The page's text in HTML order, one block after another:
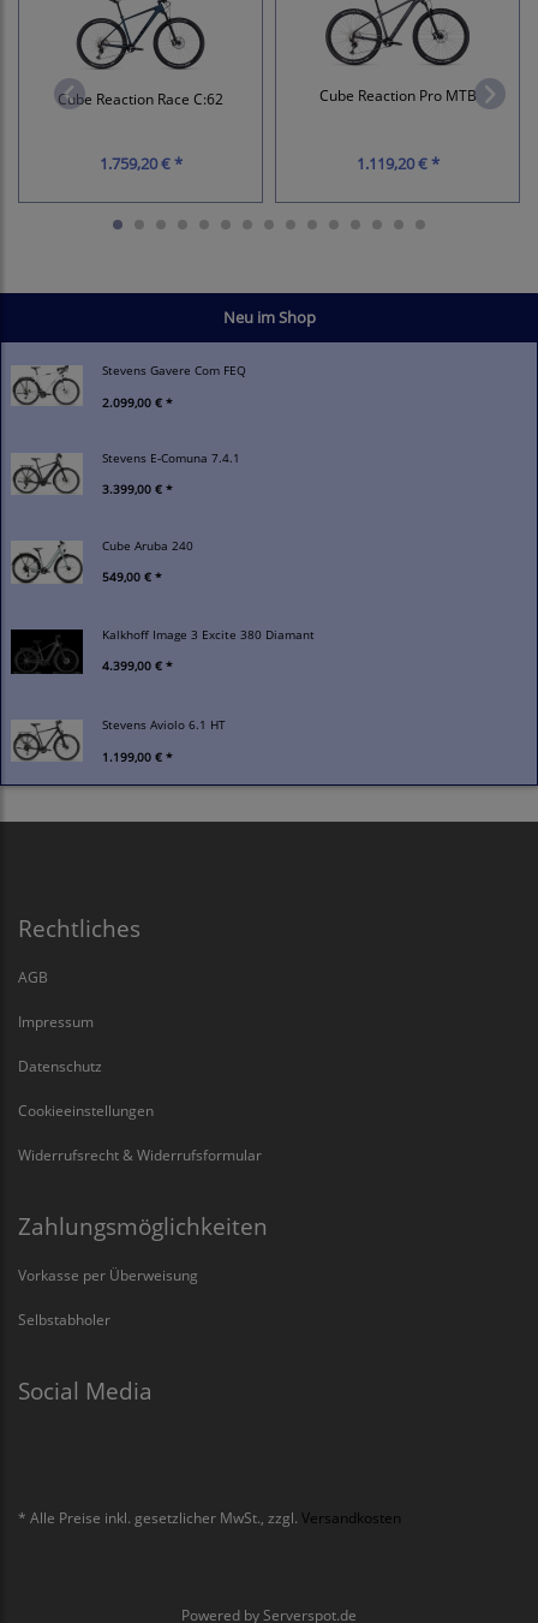
Neu im Shop
Stevens Gavere Com FEQ
2.099,00 € *
Stevens E-Comuna 7.4.1
3.399,00 € *
Cube Aruba 240
549,00 € *
Kalkhoff Image 3 Excite 380 Diamant
4.399,00 € *
Stevens Aviolo 6.1 HT
1.199,00 € *
Cube Reaction Race C:62
1.759,20 € *
Cube Reaction Pro MTB
1.119,20 € *
Rechtliches
AGB
Impressum
Datenschutz
Cookieeinstellungen
Widerrufsrecht & Widerrufsformular
Zahlungsmöglichkeiten
Vorkasse per Überweisung
Selbstabholer
Social Media
* Alle Preise inkl. gesetzlicher MwSt., zzgl. Versandkosten
Powered by Serverspot.de